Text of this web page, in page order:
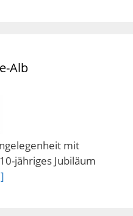
Alb
mit
jähriges Jubiläum